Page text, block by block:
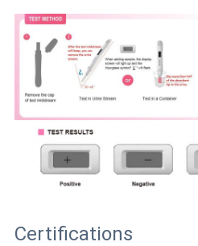
Certifications